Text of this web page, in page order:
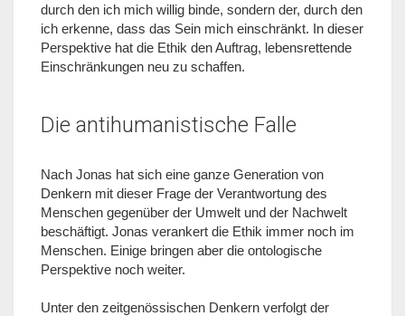
durch den ich mich willig binde, sondern der, durch den
ich erkenne, dass das Sein mich einschränkt. In dieser
Perspektive hat die Ethik den Auftrag, lebensrettende
Einschränkungen neu zu schaffen.
Die antihumanistische Falle
Nach Jonas hat sich eine ganze Generation von
Denkern mit dieser Frage der Verantwortung des
Menschen gegenüber der Umwelt und der Nachwelt
beschäftigt. Jonas verankert die Ethik immer noch im
Menschen. Einige bringen aber die ontologische
Perspektive noch weiter.
Unter den zeitgenössischen Denkern verfolgt der